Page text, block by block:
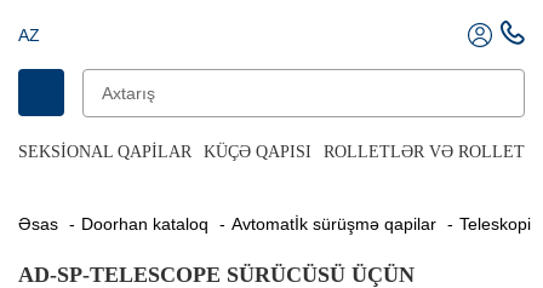
AZ
SEKSIONAL QAPILAR KÜÇƏ QAPISI ROLLETLƏR VƏ ROLLET
Əsas Doorhan kataloq Avtomatİk sürüşmə qapilar
AD-SP-TELESCOPE SÜRÜCÜSÜ ÜÇÜN